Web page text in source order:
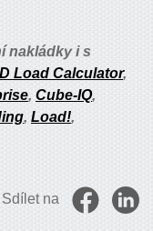
nakládky i s
Load Calculator,
, Cube-IQ,
, Load!,
Sdílet na